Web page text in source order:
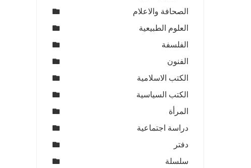
الصحافة والاعلام
العلوم الطبيعية
الفلسفة
الفنون
الكتب الاسلامية
الكتب السياسية
المرأة
دراسة اجتماعية
دفتر
سلسلة